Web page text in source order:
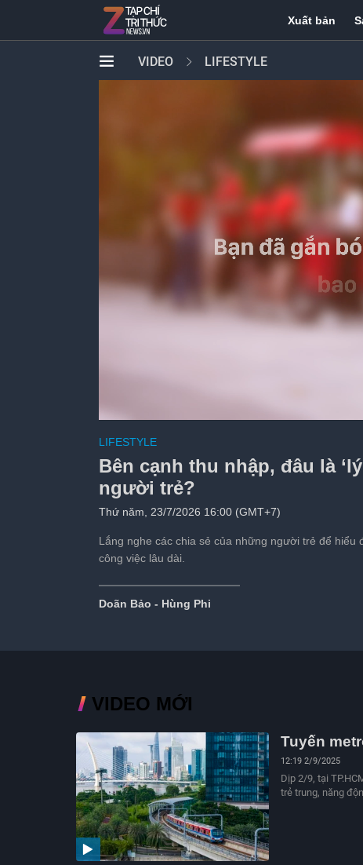
Xuất bản
VIDEO LIFESTYLE
cho World Cup
Tiếp theo sau: s
LIFESTYLE
Bên cạnh thu nhập, đâu là
người trẻ?
Thứ năm, 23/7/2026 16:00 (GMT+7)
Lắng nghe các chia sẻ của những người trẻ để
công việc lâu dài.
Doãn Bảo - Hùng Phi
VIDEO MỚI
Tuyến
12:19 2/9/2025
Dịp 2/9, tại
trẻ trung, năng